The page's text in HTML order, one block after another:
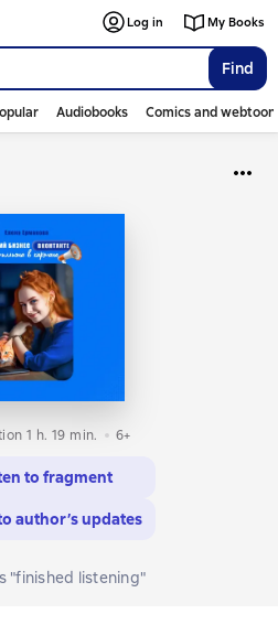
Find
Log in My Books
Audiobooks Comics and
1 h. 19 min. 6+
to fragment
author’s updates
"finished listening"